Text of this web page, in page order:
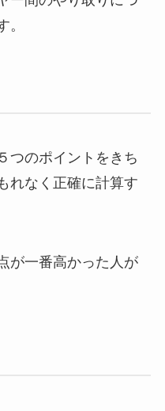
。
つのポイントをきち
れなく正確に計算す
が一番高かった人が